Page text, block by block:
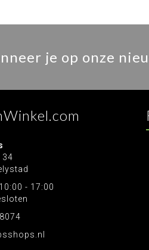
je op onze
34
- 17:00